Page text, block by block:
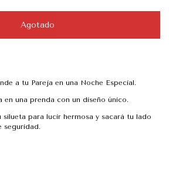
a tu Pareja en una Noche Especial.
en una prenda con un diseño único.
para lucir hermosa y sacará tu lado
seguridad.